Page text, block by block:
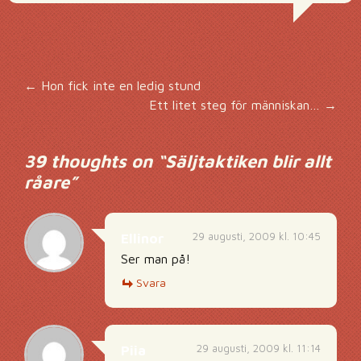
Inläggsnavigering
←Hon fick inte en ledig stund
Ett litet steg för människan… →
39 thoughts on “Säljtaktiken blir allt
råare”
29 augusti, 2009 kl. 10:45
Ser man på!
Svara
29 augusti, 2009 kl. 11:14